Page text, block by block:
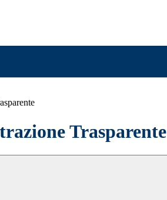
Trasparente